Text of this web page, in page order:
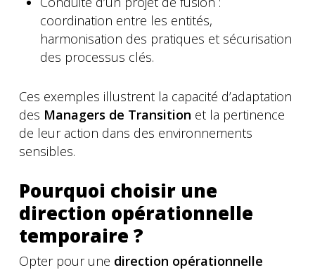
coordination entre les entités,
harmonisation des pratiques et sécurisation
des processus clés.
Ces exemples illustrent la capacité d’adaptation
des Managers de Transition et la pertinence
de leur action dans des environnements
sensibles.
Pourquoi choisir une
direction opérationnelle
temporaire ?
Opter pour une direction opérationnelle